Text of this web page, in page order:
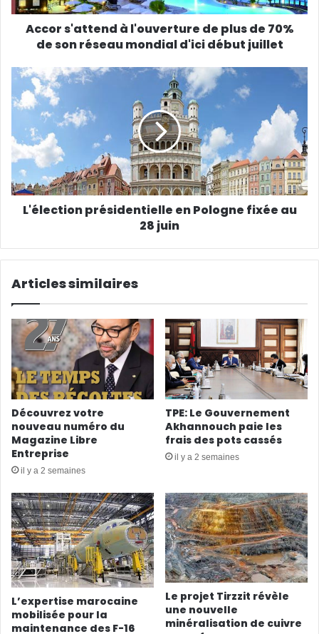
s
m
i
Accor s'attend à l'ouverture de plus de 70%
de son réseau mondial d'ici début juillet
L'élection présidentielle en Pologne fixée au
28 juin
Articles similaires
Découvrez votre
nouveau numéro du
Magazine Libre
Entreprise
il y a 2 semaines
TPE: Le Gouvernement
Akhannouch paie les
frais des pots cassés
il y a 2 semaines
L’expertise marocaine
mobilisée pour la
maintenance des F-16
Le projet Tirzzit révèle
une nouvelle
minéralisation de cuivre